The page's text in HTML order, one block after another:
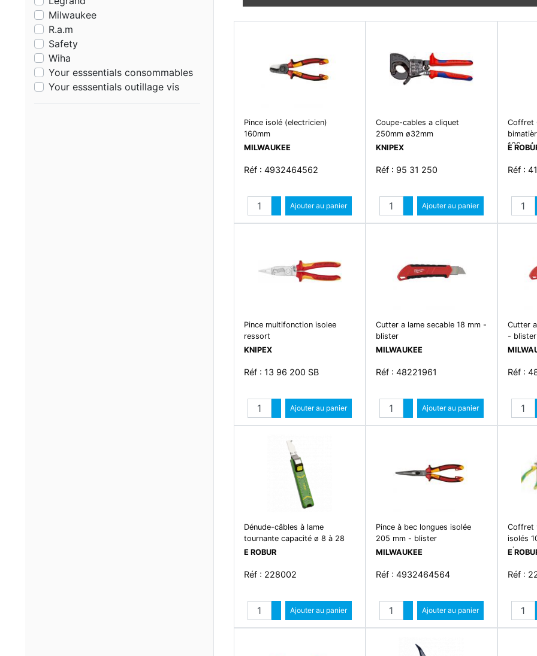
Milwaukee
R.a.m
Safety
Wiha
Your esssentials consommables
Your esssentials outillage vis
Pince isolé (electricien)
160mm
MILWAUKEE
Réf : 4932464562
Quantité
Augmenter quantité
Diminuer quantité
Ajouter au panier
Coupe-cables a cliquet
250mm ø32mm
KNIPEX
Réf : 95 31 250
Quantité
Augmenter quantité
Diminuer quantité
Ajouter au panier
Coffret
100 - 4
E
Réf :
Pince multifonction isolee
ressort
KNIPEX
Réf : 13 96 200 SB
Quantité
Augmenter quantité
Diminuer quantité
Ajouter au panier
Cutter a lame secable 18 mm -
blister
MILWAUKEE
Réf : 48221961
Quantité
Augmenter quantité
Diminuer quantité
Ajouter au panier
Cutter
- blister
Réf :
Dénude-câbles à lame
tournante capacité ø 8 à 28
mm
E ROBUR
Réf : 228002
Quantité
Augmenter quantité
Diminuer quantité
Ajouter au panier
Pince à bec longues isolée
205 mm - blister
MILWAUKEE
Réf : 4932464564
Quantité
Augmenter quantité
Diminuer quantité
Ajouter au panier
Coffret
isolés
pinces.
E
Réf :